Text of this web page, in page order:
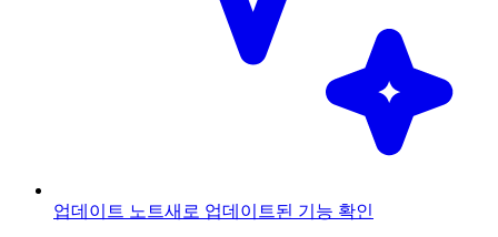
업데이트 노트새로 업데이트된 기능 확인